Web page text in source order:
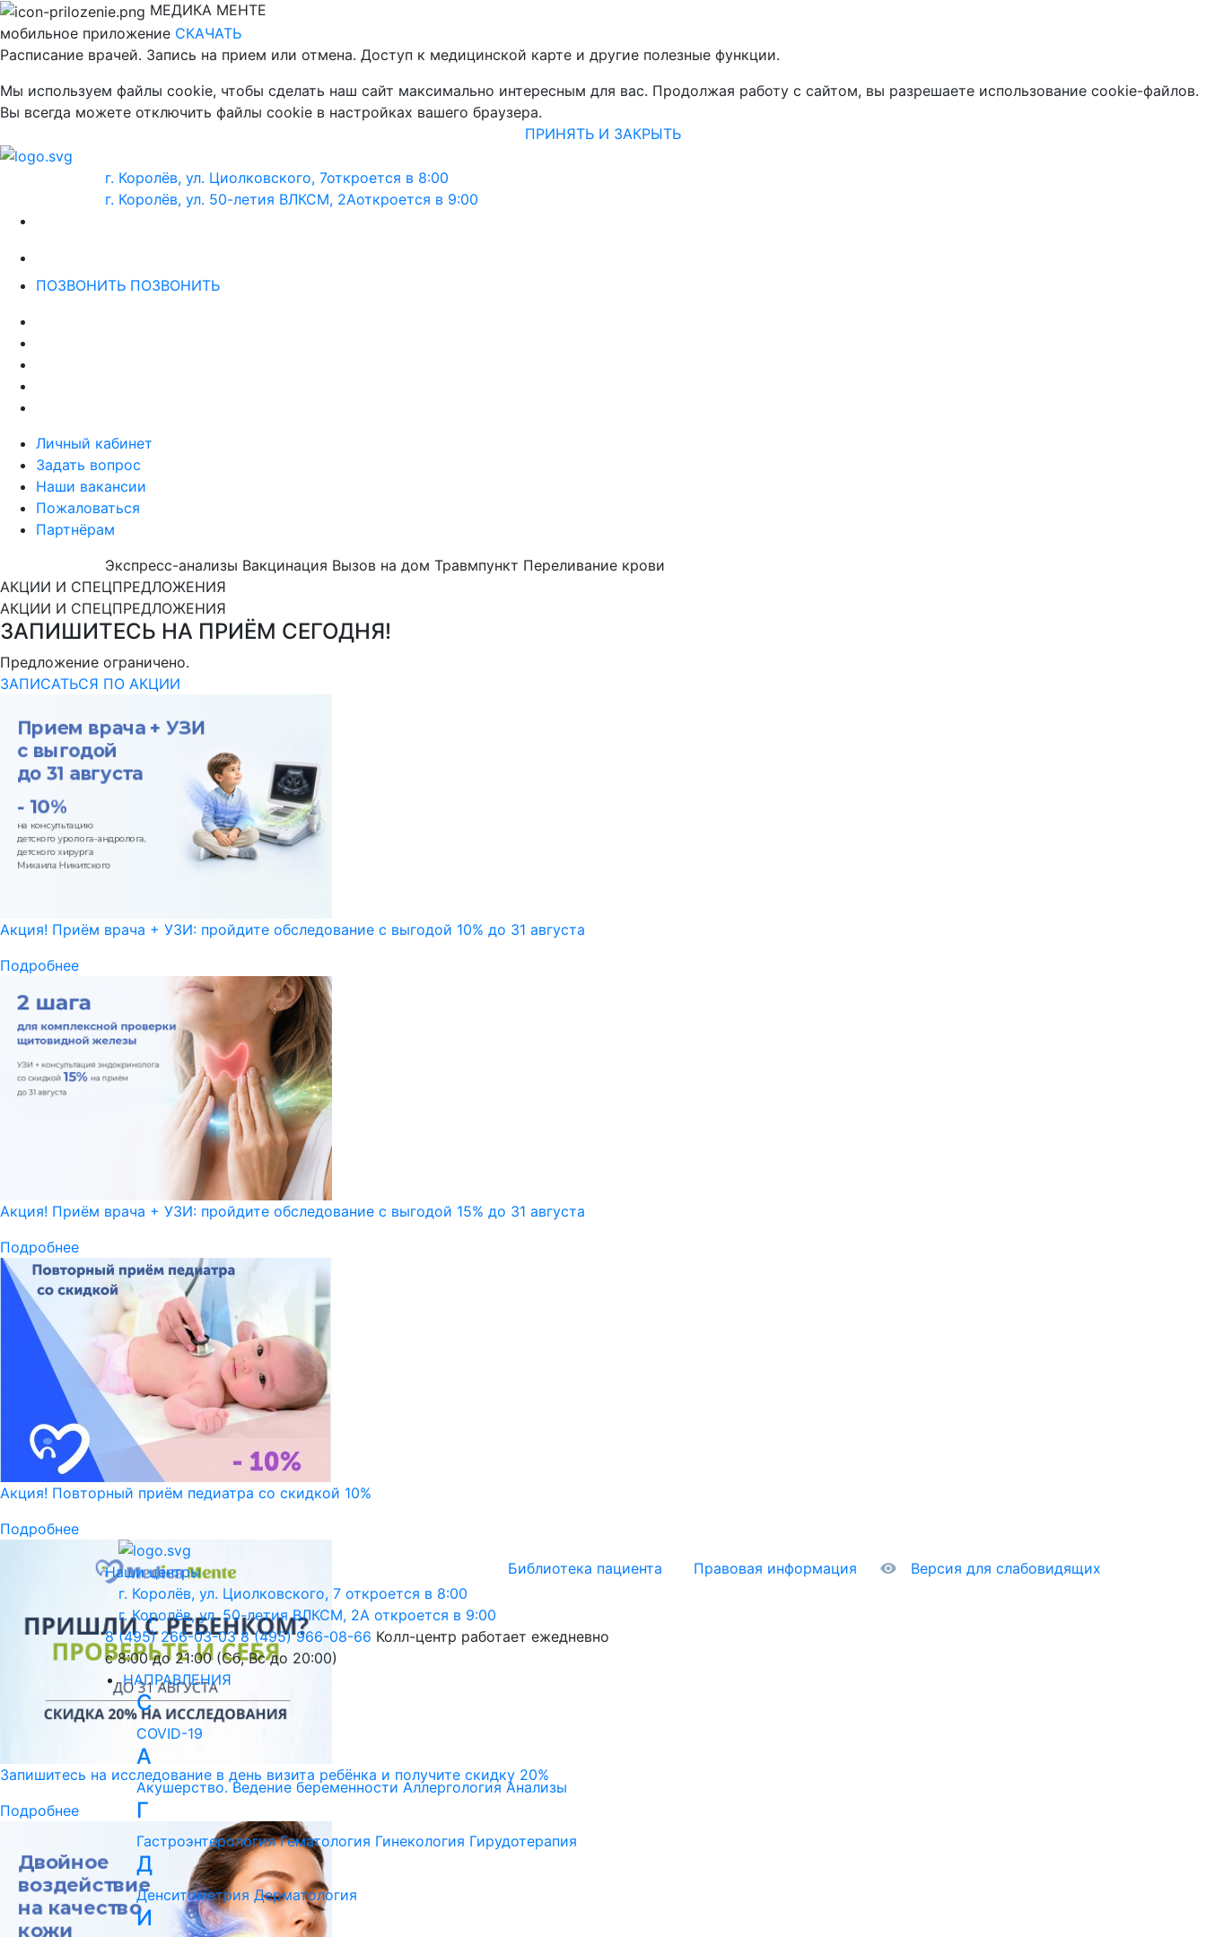
МЕДИКА МЕНТЕ
мобильное приложение СКАЧАТЬ
Расписание врачей. Запись на прием или отмена. Доступ к медицинской карте и другие полезные функции.
Мы используем файлы cookie, чтобы сделать наш сайт максимально интересным для вас. Продолжая работу с сайтом, вы разрешаете использование cookie-файлов.
Вы всегда можете отключить файлы cookie в настройках вашего браузера.
ПРИНЯТЬ И ЗАКРЫТЬ
г. Королёв, ул. Циолковского, 7откроется в 8:00
г. Королёв, ул. 50-летия ВЛКСМ, 2Аоткроется в 9:00
ПОЗВОНИТЬ ПОЗВОНИТЬ
Личный кабинет
Задать вопрос
Наши вакансии
Пожаловаться
Партнёрам
Экспресс-анализы Вакцинация Вызов на дом Травмпункт Переливание крови
АКЦИИ И СПЕЦПРЕДЛОЖЕНИЯ
АКЦИИ И СПЕЦПРЕДЛОЖЕНИЯ
ЗАПИШИТЕСЬ НА ПРИЁМ СЕГОДНЯ!
Предложение ограничено.
ЗАПИСАТЬСЯ ПО АКЦИИ
Акция! Приём врача + УЗИ: пройдите обследование с выгодой 10% до 31 августа
Подробнее
Акция! Приём врача + УЗИ: пройдите обследование с выгодой 15% до 31 августа
Подробнее
Акция! Повторный приём педиатра со скидкой 10%
Подробнее
Запишитесь на исследование в день визита ребёнка и получите скидку 20%
Подробнее
Библиотека пациента Правовая информация Версия для слабовидящих
Наши центры
г. Королёв, ул. Циолковского, 7 откроется в 8:00
г. Королёв, ул. 50-летия ВЛКСМ, 2А откроется в 9:00
8 (495) 266-03-03 8 (495) 966-08-66 Колл-центр работает ежедневно
с 8:00 до 21:00 (Сб, Вс до 20:00)
НАПРАВЛЕНИЯ
C
COVID-19
А
Акушерство. Ведение беременности Аллергология Анализы
Г
Гастроэнтерология Гематология Гинекология Гирудотерапия
Д
Денситометрия Дерматология
И